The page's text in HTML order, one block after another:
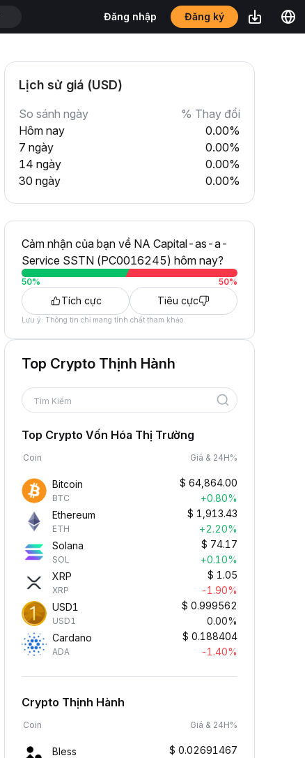
Đăng nhập Đăng ký
Lịch sử giá (USD)
So sánh ngày
% Thay đổi
Hôm nay
0.00%
7 ngày
0.00%
14 ngày
0.00%
30 ngày
0.00%
Cảm nhận của bạn về NA Capital-as-a-
Service SSTN (PC0016245) hôm nay?
50% 50%
Tích cực Tiêu cực
Lưu ý: Thông tin chỉ mang tính chất tham khảo.
Top Crypto Thịnh Hành
Tìm Kiếm
Top Crypto Vốn Hóa Thị Trường
Coin Giá & 24H%
Bitcoin
BTC
$ 64,864.00
+0.80%
Ethereum
ETH
$ 1,913.43
+2.20%
Solana
SOL
$ 74.17
+0.10%
XRP
XRP
$ 1.05
-1.90%
USD1
USD1
$ 0.999562
0.00%
Cardano
ADA
$ 0.188404
-1.40%
Crypto Thịnh Hành
Coin Giá & 24H%
Bless $ 0.02691467